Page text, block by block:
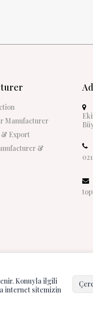
Manufacturer
Export
&
Konuyla ilgili
internet sitemizin